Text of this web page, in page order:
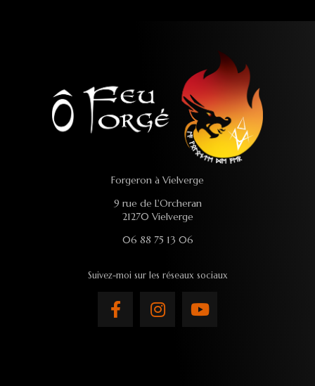
Forgeron à Vielverge
9 rue de L'Orcheran
21270 Vielverge
06 88 75 13 06
Suivez-moi sur les réseaux sociaux